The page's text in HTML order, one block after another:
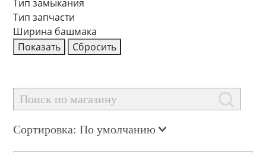
Тип замыкания
Тип запчасти
Ширина башмака
Сортировка: По умолчанию